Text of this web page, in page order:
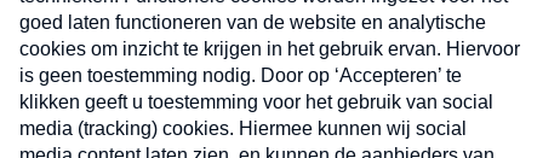
MAX Vandaag
MAX Meldpunt
Pers
Contact